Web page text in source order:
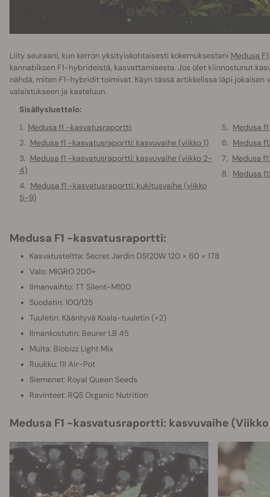
Liity seuraani, kun kerron yksityiskohtaisesti kokemuksestani Medusa F1
kannabiksen F1-hybrideistä, kasvattamisesta. Jos olet kiinnostunut
nähdä, miten F1-hybridit toimivat. Käyn tässä artikkelissa läpi
valaistukseen ja kasteluun.
Sisällysluettelo:
Medusa f1 -kasvatusraportti:
Medusa f1 -kasvatusraportti: kasvuvaihe (viikko 1)
Medusa f1 -kasvatusraportti: kasvuvaihe (viikko 2-
4)
Medusa f1 -kasvatusraportti: kukitusvaihe (viikko
5-9)
Medusa
Medusa
Medusa
Medusa
Medusa F1 -kasvatusraportti:
Kasvatusteltta: Secret Jardin DS120W 120 × 60 × 178
Valo: MIGRO 200+
Ilmanvaihto: TT Silent-M100
Suodatin: 100/125
Tuuletin: Kääntyvä Koala-tuuletin (×2)
Ilmankostutin: Beurer LB 45
Multa: Biobizz Light Mix
Ruukku: 11l Air-Pot
Siemenet: Royal Queen Seeds
Ravinteet: RQS Organic Nutrition
Medusa F1 -kasvatusraportti: kasvuvaihe (Viikko